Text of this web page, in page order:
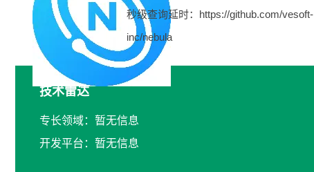
秒级查询延时：https://github.com/vesoft-
inc/nebula
技术雷达
专长领域：暂无信息
开发平台：暂无信息